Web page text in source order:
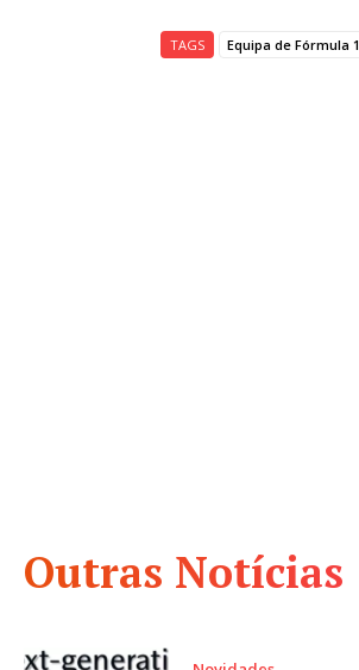
Outras Notícias
TAGS Equipa de Fórmula 1